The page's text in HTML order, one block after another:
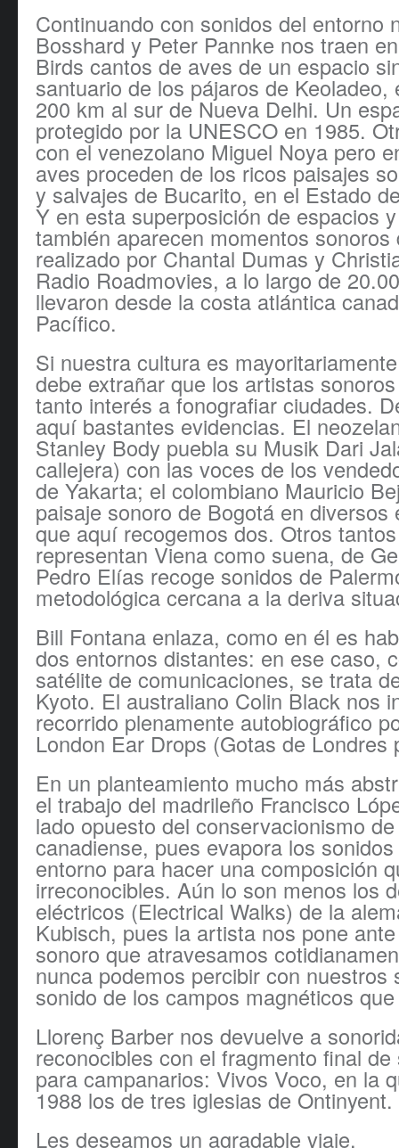
Continuando con sonidos del entorno
Bosshard y Peter Pannke nos traen
Birds cantos de aves de un espacio
santuario de los pájaros de Keoladeo,
200 km al sur de Nueva Delhi. Un
protegido por la UNESCO en 1985.
con el venezolano Miguel Noya pero
aves proceden de los ricos paisajes
y salvajes de Bucarito, en el Estado
Y en esta superposición de espacios
también aparecen momentos sonoros
realizado por Chantal Dumas y
Radio Roadmovies, a lo largo de
llevaron desde la costa atlántica
Pacífico.
Si nuestra cultura es
debe extrañar que los artistas
tanto interés a fonografiar ciudades.
aquí bastantes evidencias. El
Stanley Body puebla su Musik Dari
callejera) con las voces de los
de Yakarta; el colombiano Mauricio
paisaje sonoro de Bogotá en diversos
que aquí recogemos dos. Otros
representan Viena como suena, de
Pedro Elías recoge sonidos de
metodológica cercana a la deriva
Bill Fontana enlaza, como en él es
dos entornos distantes: en ese caso,
satélite de comunicaciones, se trata
Kyoto. El australiano Colin Black nos
recorrido plenamente autobiográfico
London Ear Drops (Gotas de Londres
En un planteamiento mucho más
el trabajo del madrileño Francisco
lado opuesto del conservacionismo
canadiense, pues evapora los
entorno para hacer una composición
irreconocibles. Aún lo son menos los
eléctricos (Electrical Walks) de la
Kubisch, pues la artista nos pone
sonoro que atravesamos
nunca podemos percibir con nuestros
sonido de los campos magnéticos
Llorenç Barber nos devuelve a
reconocibles con el fragmento final
para campanarios: Vivos Voco, en la
1988 los de tres iglesias de Ontinyent.
Les deseamos un agradable viaje.